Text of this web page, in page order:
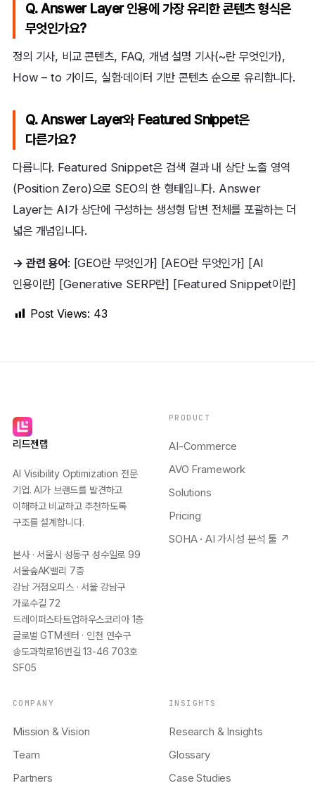
Q. Answer Layer 인용에 가장 유리한 콘텐츠 형식은
무엇인가요?
정의 기사, 비교 콘텐츠, FAQ, 개념 설명 기사(~란 무엇인가),
How – to 가이드, 실험·데이터 기반 콘텐츠 순으로 유리합니다.
Q. Answer Layer와 Featured Snippet은
다른가요?
다릅니다. Featured Snippet은 검색 결과 내 상단 노출 영역
(Position Zero)으로 SEO의 한 형태입니다. Answer
Layer는 AI가 상단에 구성하는 생성형 답변 전체를 포괄하는 더
넓은 개념입니다.
→ 관련 용어 : [GEO란 무엇인가] [AEO란 무엇인가] [AI
인용이란] [Generative SERP란] [Featured Snippet이란]
Post Views: 43
리드젠랩
AI Visibility Optimization 전문
기업. AI가 브랜드를 발견하고
이해하고 비교하고 추천하도록
구조를 설계합니다.
본사 · 서울시 성동구 성수일로 99
서울숲AK밸리 7층
강남 거점오피스 · 서울 강남구
가로수길 72
드레이퍼스타트업하우스코리아 1층
글로벌 GTM센터 · 인천 연수구
송도과학로16번길 13-46 703호
SF05
PRODUCT
AI-Commerce
AVO Framework
Solutions
Pricing
SOHA · AI 가시성 분석 툴 ↗
COMPANY
Mission & Vision
Team
Partners
INSIGHTS
Research & Insights
Glossary
Case Studies